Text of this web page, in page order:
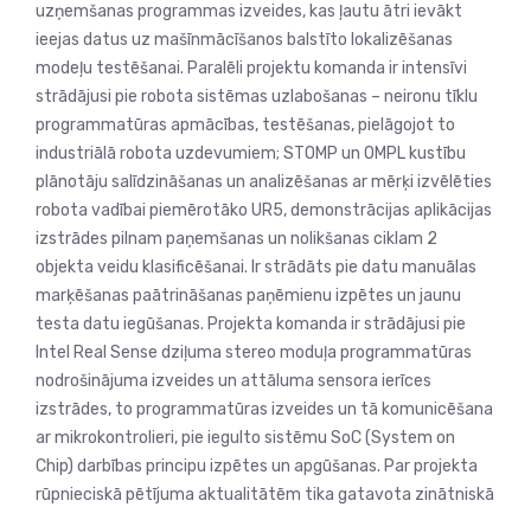
uzņemšanas programmas izveides, kas ļautu ātri ievākt
ieejas datus uz mašīnmācīšanos balstīto lokalizēšanas
modeļu testēšanai. Paralēli projektu komanda ir intensīvi
strādājusi pie robota sistēmas uzlabošanas – neironu tīklu
programmatūras apmācības, testēšanas, pielāgojot to
industriālā robota uzdevumiem; STOMP un OMPL kustību
plānotāju salīdzināšanas un analizēšanas ar mērķi izvēlēties
robota vadībai piemērotāko UR5, demonstrācijas aplikācijas
izstrādes pilnam paņemšanas un nolikšanas ciklam 2
objekta veidu klasificēšanai. Ir strādāts pie datu manuālas
marķēšanas paātrināšanas paņēmienu izpētes un jaunu
testa datu iegūšanas. Projekta komanda ir strādājusi pie
Intel Real Sense dziļuma stereo moduļa programmatūras
nodrošinājuma izveides un attāluma sensora ierīces
izstrādes, to programmatūras izveides un tā komunicēšana
ar mikrokontrolieri, pie iegulto sistēmu SoC (System on
Chip) darbības principu izpētes un apgūšanas. Par projekta
rūpnieciskā pētījuma aktualitātēm tika gatavota zinātniskā